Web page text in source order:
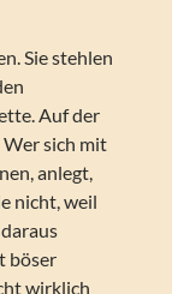
Sie stehlen
Auf der
Wer sich mit
anlegt,
nicht, weil
böser
wirklich